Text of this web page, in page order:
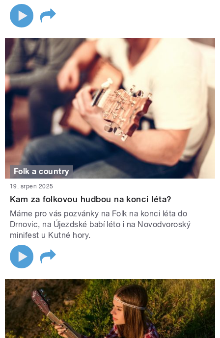
Folk a country
19. srpen 2025
Kam za folkovou hudbou na konci léta?
Máme pro vás pozvánky na Folk na konci léta do
Drnovic, na Újezdské babí léto i na Novodvoroský
minifest u Kutné hory.